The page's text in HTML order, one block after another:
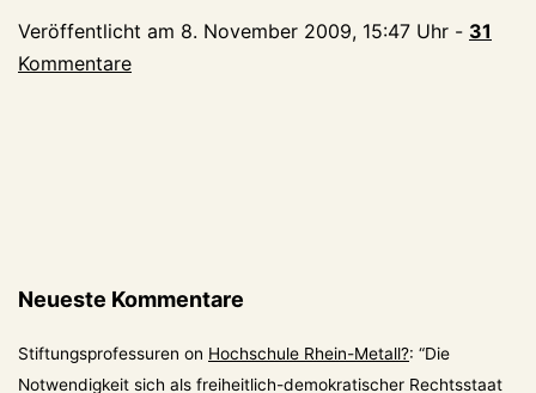
Veröffentlicht am 8. November 2009, 15:47 Uhr - 31
Kommentare
Neueste Kommentare
Stiftungsprofessuren on Hochschule Rhein-Metall?: “Die
Notwendigkeit sich als freiheitlich-demokratischer Rechtsstaat